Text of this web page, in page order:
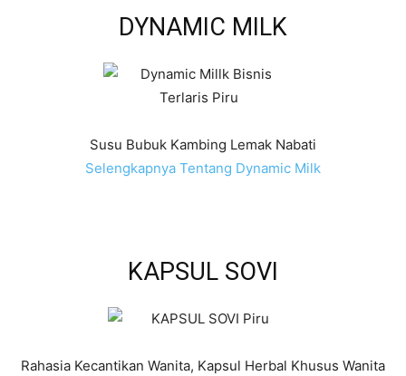
DYNAMIC MILK
Susu Bubuk Kambing Lemak Nabati
Selengkapnya Tentang Dynamic Milk
KAPSUL SOVI
Rahasia Kecantikan Wanita, Kapsul Herbal Khusus Wanita